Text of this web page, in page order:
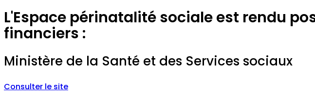
L'Espace périnatalité sociale est rendu
financiers :
Ministère de la Santé et des Services sociaux
Consulter le site